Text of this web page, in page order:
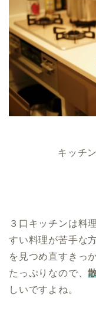
キッチ
３口キッチンは料
すい料理が苦手な
を見つめ直すきっ
たっぷりなので、
しいですよね。